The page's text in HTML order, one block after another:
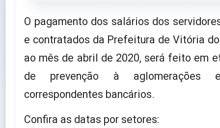
O pagamento dos salários dos
e contratados da Prefeitura de Vitória
ao mês de abril de 2020, será feito em
de prevenção à aglomerações
correspondentes bancários.
Confira as datas por setores: